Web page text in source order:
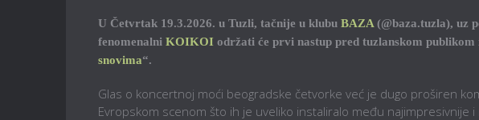
U Četvrtak 19.3.2026. u Tuzli, tačnije u klubu BAZA (@baza.tuzla), uz
fenomenalni KOIKOI održati će prvi nastup pred tuzlanskom
snovima“.
Glas o koncertnoj moći beogradske četvorke već je dugo proširen
Evropskom scenom što ih je uveliko instaliralo među